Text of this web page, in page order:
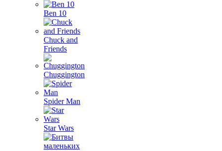
Ben 10
Chuck and
Friends
Chuggington
Spider Man
Star Wars